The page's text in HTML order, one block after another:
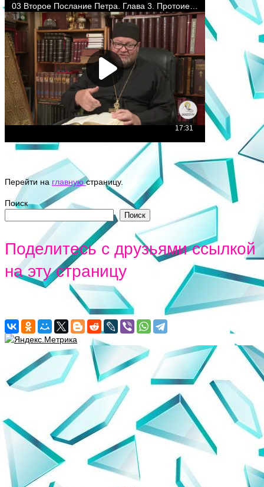
Перейти на главнуюстраницу.
Поиск
Поиск
Поделитесь с друзьями ссылкой
на эту страницу